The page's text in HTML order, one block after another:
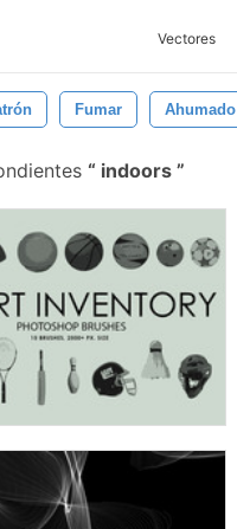
Vectores
Fumar Ahumado
indoors